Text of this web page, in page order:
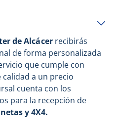
deAlcácerrecibirás
de forma personalizada
que cumple con
a un precio
cuenta con los
para la recepción de
y 4X4.